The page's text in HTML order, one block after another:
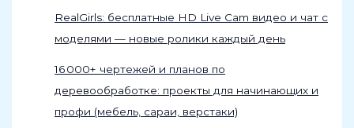
RealGirls: бесплатные HD Live Cam видео и чат с
моделями — новые ролики каждый день
16 000+ чертежей и планов по
деревообработке: проекты для начинающих и
профи (мебель, сараи, верстаки)